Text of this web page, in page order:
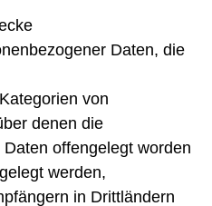
Daten, die
von
denen die
offengelegt worden
werden,
in Drittländern